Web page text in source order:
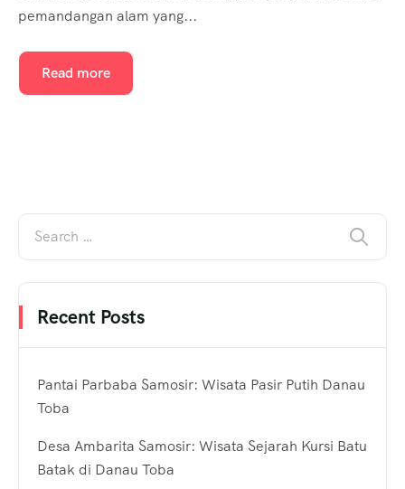
pemandangan alam yang...
Read more
Recent Posts
Pantai Parbaba Samosir: Wisata Pasir Putih Danau
Toba
Desa Ambarita Samosir: Wisata Sejarah Kursi Batu
Batak di Danau Toba